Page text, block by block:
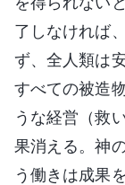
了しなければ
ず、全人類は
すべての被造
うな経営（救
果消える。神
う働きは成果